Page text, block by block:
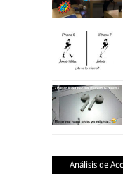
Análisis de